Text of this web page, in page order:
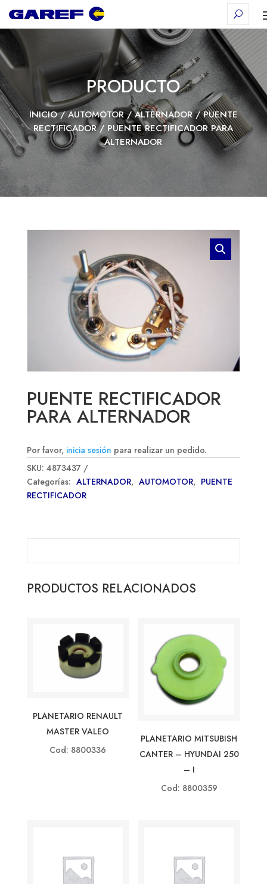
PRODUCTO
INICIO/AUTOMOTOR/ALTERNADOR/PUENTE
RECTIFICADOR/ PUENTE RECTIFICADOR PARA
ALTERNADOR
PUENTE RECTIFICADOR
PARA ALTERNADOR
Por favor, inicia sesión para realizar un pedido.
SKU: 4873437
Categorías: ALTERNADOR, AUTOMOTOR, PUENTE
RECTIFICADOR
PRODUCTOS RELACIONADOS
PLANETARIO RENAULT
MASTER VALEO
Cod: 8800336
PLANETARIO MITSUBISH
CANTER – HYUNDAI 250
– I
Cod: 8800359